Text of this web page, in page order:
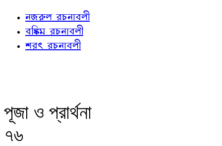
নজরুল রচনাবলী
বঙ্কিম রচনাবলী
শরৎ রচনাবলী
পূজা ও প্রার্থনা
৭৬